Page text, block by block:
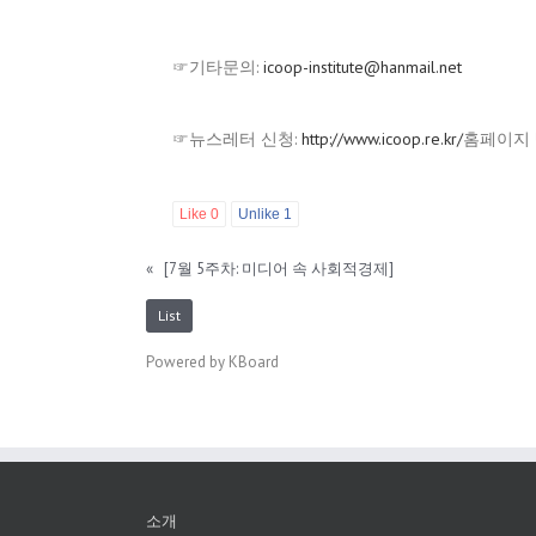
☞기타문의: icoop-institute@hanmail.net
☞뉴스레터 신청: http://www.icoop.re.kr/홈페이지
Like 0 Unlike 1
« [7월 5주차: 미디어 속 사회적경제]
List
Powered by KBoard
소개